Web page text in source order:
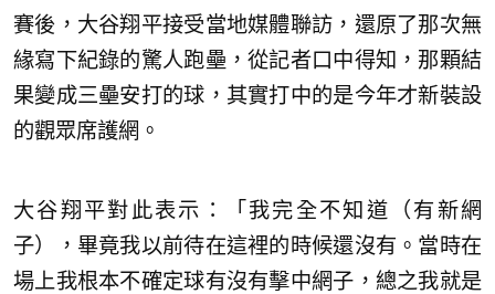
賽後，大谷翔平接受當地媒體聯訪，還原了那次無
緣寫下紀錄的驚人跑壘，從記者口中得知，那顆結
果變成三壘安打的球，其實打中的是今年才新裝設
的觀眾席護網。
大谷翔平對此表示：「我完全不知道（有新網
子），畢竟我以前待在這裡的時候還沒有。當時在
場上我根本不確定球有沒有擊中網子，總之我就是